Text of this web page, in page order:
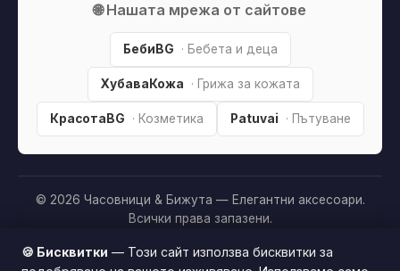
🌐 Нашата мрежа от сайтове
БебиBG · Бебета и деца
ХубаваКожа · Грижа за кожата
КрасотаBG · Козметика Patuvai · Пътуване
© 2026 Часовници & Бижута — Елегантни аксесоари.
Всички права запазени.
Партньорско разкриване:
Този сайт е независим и
съдържа партньорски (affiliate) линкове. Когато купите
🍪 Бисквитки — Този сайт използва бисквитки за